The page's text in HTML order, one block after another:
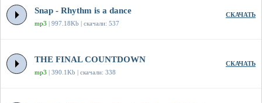
Snap - Rhythm is a dance
mp3 | 997.18Kb | скачали: 537
СКАЧАТЬ
THE FINAL COUNTDOWN
mp3 | 390.1Kb | скачали: 338
СКАЧАТЬ